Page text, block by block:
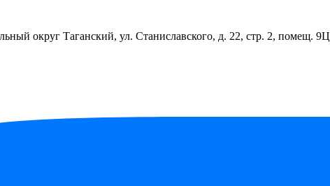
округ Таганский, ул. Станиславского, д. 22, стр. 2, помещ. 9Ц